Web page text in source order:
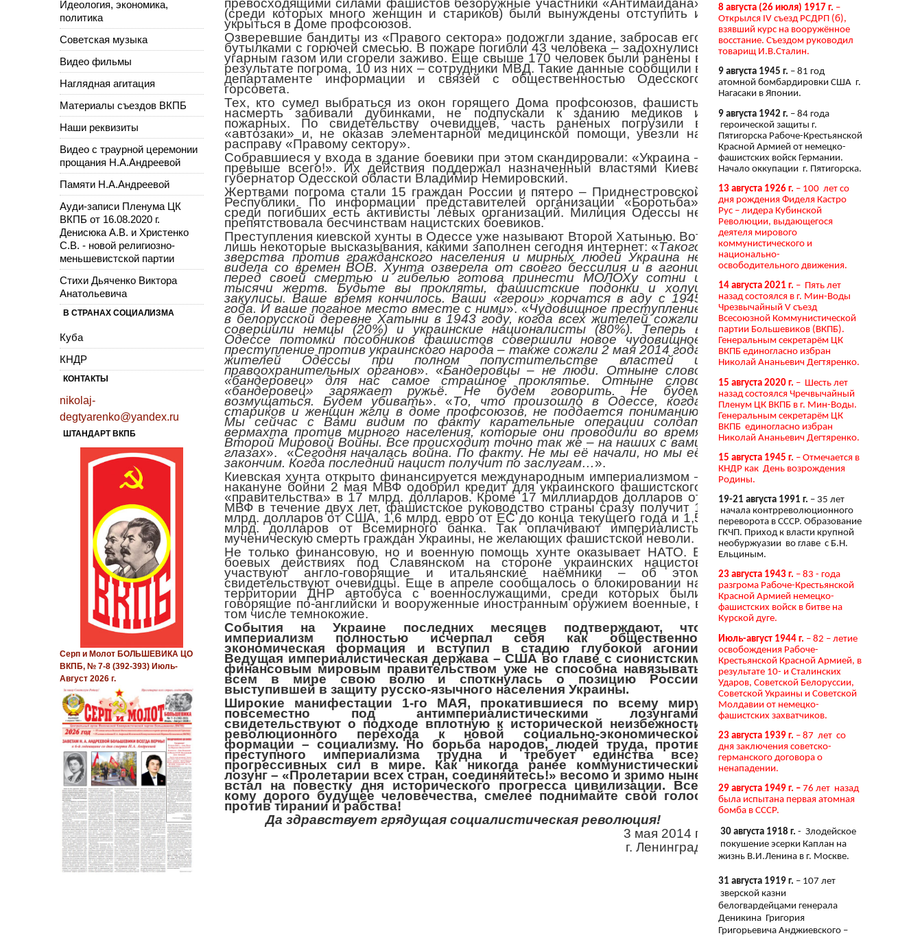
превосходящими силами фашистов безоружные участники «Антимайдана»
(среди которых много женщин и стариков) были вынуждены отступить и
укрыться в Доме профсоюзов.
Озверевшие бандиты из «Правого сектора» подожгли здание, забросав его
бутылками с горючей смесью. В пожаре погибли 43 человека – задохнулись
угарным газом или сгорели заживо. Еще свыше 170 человек были ранены в
результате погрома, 10 из них – сотрудники МВД. Такие данные сообщили в
департаменте информации и связей с общественностью Одесского
горсовета.
Тех, кто сумел выбраться из окон горящего Дома профсоюзов, фашисты
насмерть забивали дубинками, не подпускали к зданию медиков и
пожарных. По свидетельству очевидцев, часть раненых погрузили в
«автозаки» и, не оказав элементарной медицинской помощи, увезли на
расправу «Правому сектору».
Собравшиеся у входа в здание боевики при этом скандировали: «Украина –
превыше всего!». Их действия поддержал назначенный властями Киева
губернатор Одесской области Владимир Немировский.
Жертвами погрома стали 15 граждан России и пятеро – Приднестровской
Республики. По информации представителей организации «Боротьба»,
среди погибших есть активисты левых организаций. Милиция Одессы не
препятствовала бесчинствам нацистских боевиков.
Преступления киевской хунты в Одессе уже называют Второй Хатынью. Вот
лишь некоторые высказывания, какими заполнен сегодня интернет: «Такого
зверства против гражданского населения и мирных людей Украина не
видела со времен ВОВ. Хунта озверела от своего бессилия и в агонии
перед своей смертью и гибелью готова принести МОЛОХу сотни и
тысячи жертв. Будьте вы прокляты, фашистские подонки и холуи
закулисы. Ваше время кончилось. Ваши «герои» корчатся в аду с 1945
года. И ваше поганое место вместе с ними». «Чудовищное преступление
в белорусской деревне Хатыни в 1943 году, когда всех жителей сожгли,
совершили немцы (20%) и украинские националисты (80%). Теперь в
Одессе потомки пособников фашистов совершили новое чудовищное
преступление против украинского народа – также сожгли 2 мая 2014 года
жителей Одессы при полном попустительстве властей и
правоохранительных органов». «Бандеровцы – не люди. Отныне слово
«бандеровец» для нас самое страшное проклятье. Отныне слово
«бандеровец» заряжает ружьё. Не будем говорить. Не будем
возмущаться. Будем убивать». «То, что произошло в Одессе, когда
стариков и женщин жгли в доме профсоюзов, не поддается пониманию.
Мы сейчас с Вами видим по факту карательные операции солдат
вермахта против мирного населения, которые они проводили во время
Второй Мировой Войны. Все происходит точно так же – на наших с вами
глазах». «Сегодня началась война. По факту. Не мы её начали, но мы её
закончим. Когда последний нацист получит по заслугам…».
Киевская хунта открыто финансируется международным империализмом –
накануне бойни 2 мая МВФ одобрил кредит для украинского фашистского
«правительства» в 17 млрд. долларов. Кроме 17 миллиардов долларов от
МВФ в течение двух лет, фашистское руководство страны сразу получит 1
млрд. долларов от США, 1,6 млрд. евро от ЕС до конца текущего года и 1,5
млрд. долларов от Всемирного банка. Так оплачивают империалисты
мученическую смерть граждан Украины, не желающих фашистской неволи.
Не только финансовую, но и военную помощь хунте оказывает НАТО. В
боевых действиях под Славянском на стороне украинских нацистов
участвуют англо-говорящие и итальянские наёмники – об этом
свидетельствуют очевидцы. Еще в апреле сообщалось о блокировании на
территории ДНР автобуса с военнослужащими, среди которых были
говорящие по-английски и вооруженные иностранным оружием военные, в
том числе темнокожие.
События на Украине последних месяцев подтверждают, что
империализм полностью исчерпал себя как общественно-
экономическая формация и вступил в стадию глубокой агонии.
Ведущая империалистическая держава – США во главе с сионистским
финансовым мировым правительством уже не способна навязывать
всем в мире свою волю и споткнулась о позицию России,
выступившей в защиту русско-язычного населения Украины.
Широкие манифестации 1-го МАЯ, прокатившиеся по всему миру
повсеместно под антимпериалистическими лозунгами,
свидетельствуют о подходе вплотную к исторической неизбежности
революционного перехода к новой социально-экономической
формации – социализму. Но борьба народов, людей труда, против
преступного империализма трудна и требует единства всех
прогрессивных сил в мире. Как никогда ранее коммунистический
лозунг – «Пролетарии всех стран, соединяйтесь!» весомо и зримо ныне
встал на повестку дня исторического прогресса цивилизации. Все,
кому дорого будущее человечества, смелее поднимайте свой голос
против тирании и рабства!
Да здравствует грядущая социалистическая революция!
3 мая 2014 г.
г. Ленинград
Идеология, экономика,
политика
Советская музыка
Видео фильмы
Наглядная агитация
Материалы съездов ВКПБ
Наши реквизиты
Видео с траурной церемонии
прощания Н.А.Андреевой
Памяти Н.А.Андреевой
Ауди-записи Пленума ЦК
ВКПБ от 16.08.2020 г.
Денисюка А.В. и Христенко
С.В. - новой религиозно-
меньшевистской партии
Стихи Дьяченко Виктора
Анатольевича
В СТРАНАХ СОЦИАЛИЗМА
Куба
КНДР
КОНТАКТЫ
nikolaj-
degtyarenko@yandex.ru
ШТАНДАРТ ВКПБ
Серп и Молот БОЛЬШЕВИКА ЦО
ВКПБ, № 7-8 (392-393) Июль-
Август 2026 г.
8 августа (26 июля) 1917 г. –
Открылся IV съезд РСДРП (б),
взявший курс на вооружённое
восстание. Съездом руководил
товарищ И.В.Сталин.
9 августа 1945 г. – 81 год
атомной бомбардировки США г.
Нагасаки в Японии.
9 августа 1942 г. – 84 года
героической защиты г.
Пятигорска Рабоче-Крестьянской
Красной Армией от немецко-
фашистских войск Германии.
Начало оккупации г. Пятигорска.
13 августа 1926 г. – 100 лет со
дня рождения Фиделя Кастро
Рус – лидера Кубинской
Революции, выдающегося
деятеля мирового
коммунистического и
национально-
освободительного движения.
14 августа 2021 г. – Пять лет
назад состоялся в г. Мин-Воды
Чрезвычайный V съезд
Всесоюзной Коммунистической
партии Большевиков (ВКПБ).
Генеральным секретарём ЦК
ВКПБ единогласно избран
Николай Ананьевич Дегтяренко.
15 августа 2020 г. – Шесть лет
назад состоялся Чречвычайный
Пленум ЦК ВКПБ в г. Мин-Воды.
Генеральным секретарём ЦК
ВКПБ единогласно избран
Николай Ананьевич Дегтяренко.
15 августа 1945 г. – Отмечается в
КНДР как День возрождения
Родины.
19-21 августа 1991 г. – 35 лет
начала контрреволюционного
переворота в СССР. Образование
ГКЧП. Приход к власти крупной
необуржуазии во главе с Б.Н.
Ельциным.
23 августа 1943 г. – 83 - года
разгрома Рабоче-Крестьянской
Красной Армией немецко-
фашистских войск в битве на
Курской дуге.
Июль-август 1944 г. – 82 – летие
освобождения Рабоче-
Крестьянской Красной Армией, в
результате 10- и Сталинских
Ударов, Советской Белоруссии,
Советской Украины и Советской
Молдавии от немецко-
фашистских захватчиков.
23 августа 1939 г. – 87 лет со
дня заключения советско-
германского договора о
ненападении.
29 августа 1949 г. – 76 лет назад
была испытана первая атомная
бомба в СССР.
30 августа 1918 г. - Злодейское
покушение эсерки Каплан на
жизнь В.И.Ленина в г. Москве.
31 августа 1919 г. – 107 лет
зверской казни
белогвардейцами генерала
Деникина Григория
Григорьевича Анджиевского –